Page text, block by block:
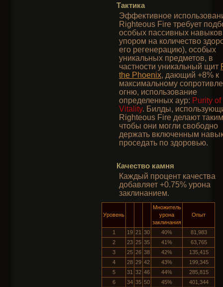
Тактика
Эффективное
Righteous Fire требует
особых пассивных
упором на количество
его регенерацию), особых
уникальных предметов, в
частности уникальный щит
the Phoenix, дающий +8% к
максимальному
огню, использование
определенных аур: Purity
Vitality. Билды,
Righteous Fire делают
чтобы они могли свободно
держать включенным
проседать по здоровью.
Качество камня
Каждый процент качества
добавляет +0.75% урона
заклинанием.
Уровень
Множитель
урона
заклинания
Опыт
1 19 21 30 40%
81,983
2
23 25 35 41%
63,765
3
25 26 38 42%
135,415
4
28 29 42 43%
199,345
5
31 32 46 44%
285,815
6
34 35 50 45%
401,344